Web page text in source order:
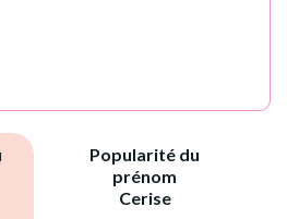
Popularité du
prénom
Cerise